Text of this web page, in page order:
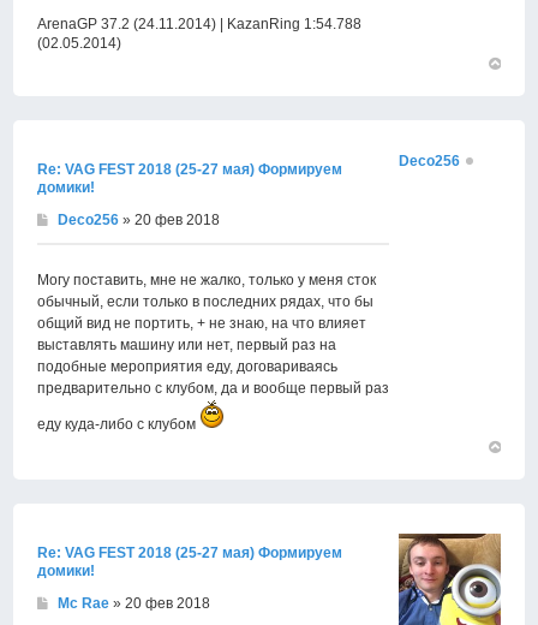
ArenaGP 37.2 (24.11.2014) | KazanRing 1:54.788
(02.05.2014)
Re: VAG FEST 2018 (25-27 мая) Формируем
домики!
Deco256 » 20 фев 2018
Могу поставить, мне не жалко, только у меня сток
обычный, если только в последних рядах, что бы
общий вид не портить, + не знаю, на что влияет
выставлять машину или нет, первый раз на
подобные мероприятия еду, договариваясь
предварительно с клубом, да и вообще первый раз
еду куда-либо с клубом
Deco256
Re: VAG FEST 2018 (25-27 мая) Формируем
домики!
Mc Rae » 20 фев 2018